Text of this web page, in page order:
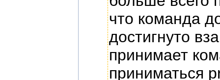
что команда
достигнуто
принимает
приниматься